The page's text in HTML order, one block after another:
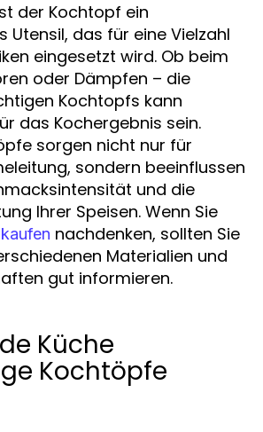
der Kochtopf ein
Utensil, das für eine Vielzahl
eingesetzt wird. Ob beim
oder Dämpfen – die
Kochtopfs kann
das Kochergebnis sein.
sorgen nicht nur für
sondern beeinflussen
und die
Ihrer Speisen. Wenn Sie
nachdenken, sollten Sie
Materialien und
gut informieren.
Küche
Kochtöpfe